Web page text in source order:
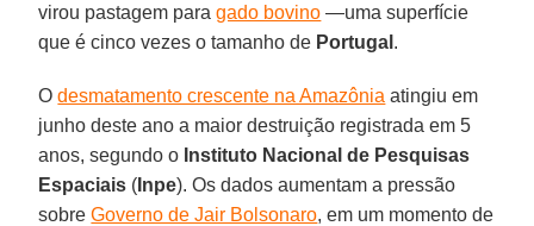
virou pastagem paragado bovino —uma superfície
que é cinco vezes o tamanho de Portugal .
Odesmatamento crescente na Amazônia atingiu em
junho deste ano a maior destruição registrada em 5
anos, segundo o Instituto Nacional de Pesquisas
Espaciais ( Inpe). Os dados aumentam a pressão
sobreGoverno de Jair Bolsonaro, em um momento de